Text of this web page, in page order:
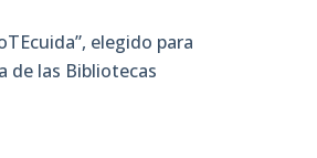
elegido para
de las Bibliotecas